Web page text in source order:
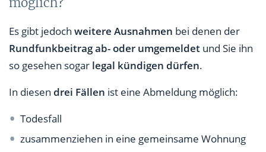
Es gibt jedoch weitere Ausnahmen bei denen der
Rundfunkbeitrag ab- oder umgemeldet und Sie ihn
so gesehen sogar legal kündigen dürfen.
In diesen drei Fällen ist eine Abmeldung möglich:
Todesfall
zusammenziehen in eine gemeinsame Wohnung